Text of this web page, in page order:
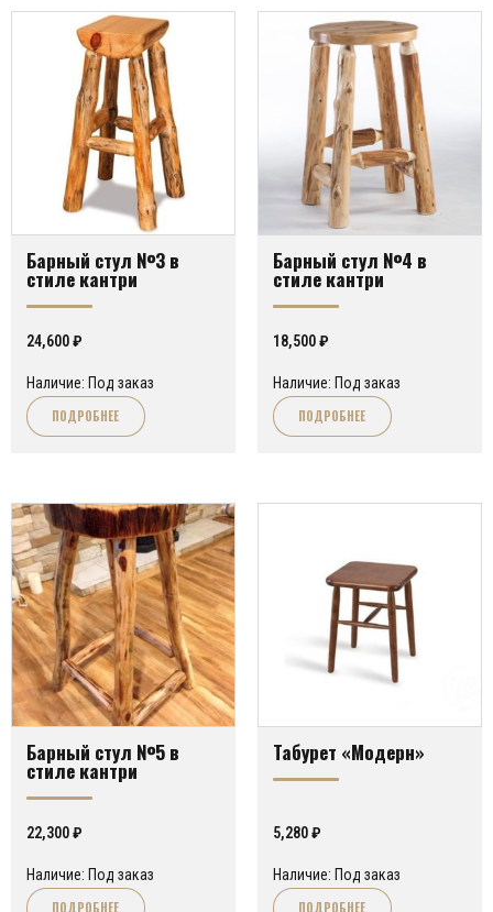
Барный стул №3 в
стиле кантри
24,600₽
Наличие: Под заказ
ПОДРОБНЕЕ
Барный стул №4 в
стиле кантри
18,500₽
Наличие: Под заказ
ПОДРОБНЕЕ
Барный стул №5 в
стиле кантри
22,300₽
Наличие: Под заказ
ПОДРОБНЕЕ
Табурет «Модерн»
5,280₽
Наличие: Под заказ
ПОДРОБНЕЕ